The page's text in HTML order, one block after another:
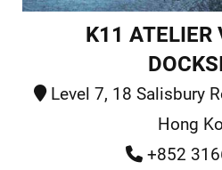
K11 ATELIER
Level 7, 18 Salisbury
Hong
+852